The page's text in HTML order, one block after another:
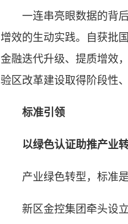
一连串亮眼数据的背后
增效的生动实践。自获批
金融迭代升级、提质增效
验区改革建设取得阶段性
标准引领
以绿色认证助推产业
产业绿色转型，标准是“
新区金控集团牵头设立